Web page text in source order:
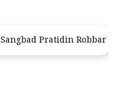
Sangbad Pratidin Robbar